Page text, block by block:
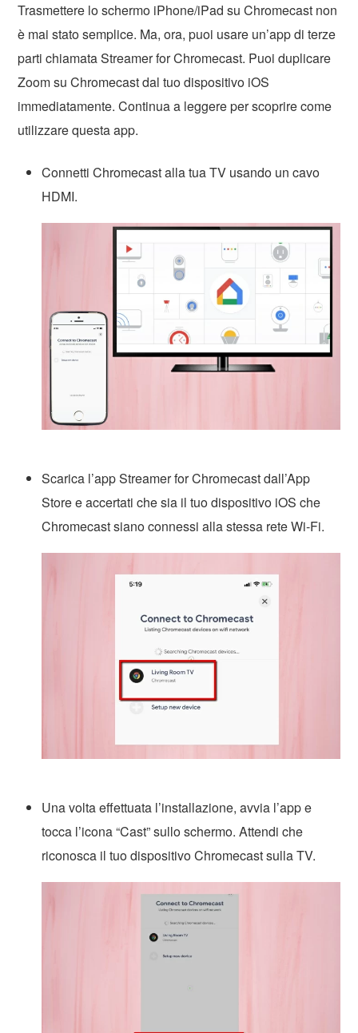
Trasmettere lo schermo iPhone/iPad su Chromecast non
è mai stato semplice. Ma, ora, puoi usare un’app di terze
parti chiamata Streamer for Chromecast. Puoi duplicare
Zoom su Chromecast dal tuo dispositivo iOS
immediatamente. Continua a leggere per scoprire come
utilizzare questa app.
Connetti Chromecast alla tua TV usando un cavo
HDMI.
Scarica l’app Streamer for Chromecast dall’App
Store e accertati che sia il tuo dispositivo iOS che
Chromecast siano connessi alla stessa rete Wi-Fi.
Una volta effettuata l’installazione, avvia l’app e
tocca l’icona “Cast” sullo schermo. Attendi che
riconosca il tuo dispositivo Chromecast sulla TV.